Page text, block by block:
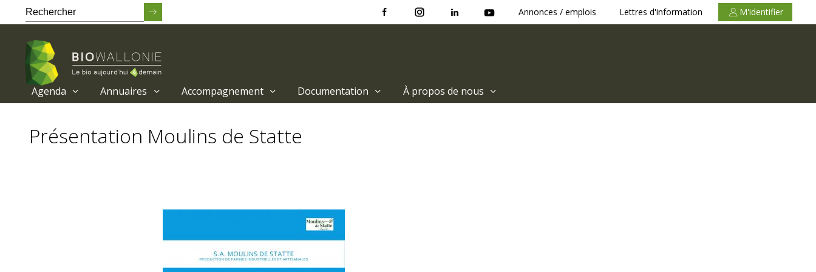
contenu
Annonces / emplois Lettres d'information M'identifier
Agenda Annuaires Accompagnement Documentation À propos de nous
Présentation Moulins de Statte